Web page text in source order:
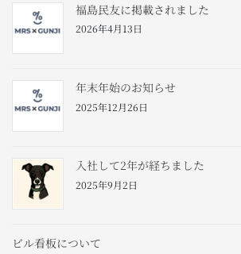
福島民友に掲載されました
2026年4月13日
年末年始のお知らせ
2025年12月26日
入社して2年が経ちました
2025年9月2日
ビル看板について